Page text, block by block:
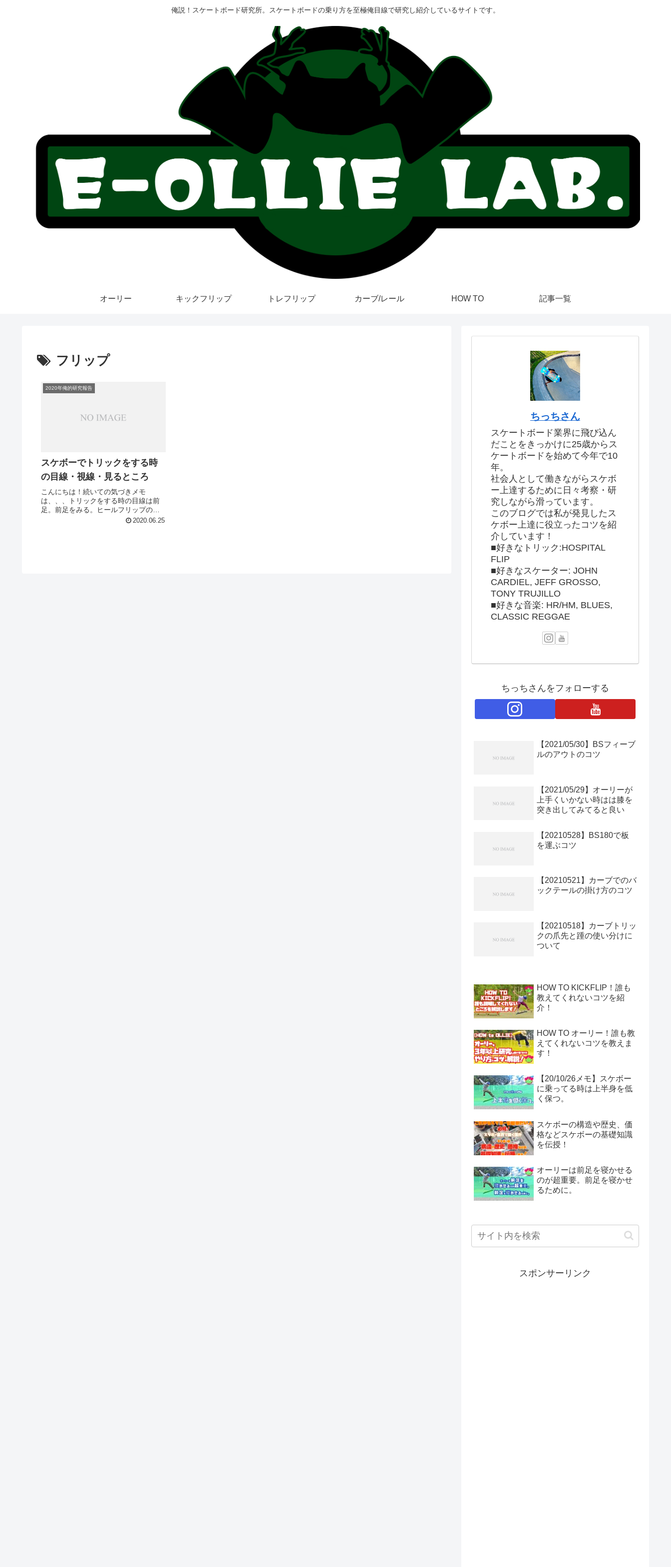
俺説！スケートボード研究所。スケートボードの乗り方を至極俺目線で研究し紹介しているサイトです。
オーリー キックフリップ トレフリップ カーブ/レール HOW TO 記事一覧
フリップ
2020年俺的研究報告
スケボーでトリックをする時
の目線・視線・見るところ
こんにちは！続いての気づきメモ
は、、、トリックをする時の目線は前
足。前足をみる。ヒールフリップの時
に前足を見てるの抜いてる足がちゃん
2020.06.25
ちっちさん
スケートボード業界に飛び込ん
だことをきっかけに25歳からス
ケートボードを始めて今年で10
年。
社会人として働きながらスケボ
ー上達するために日々考察・研
究しながら滑っています。
このブログでは私が発見したス
ケボー上達に役立ったコツを紹
介しています！
■好きなトリック:HOSPITAL
FLIP
■好きなスケーター: JOHN
CARDIEL, JEFF GROSSO,
TONY TRUJILLO
■好きな音楽: HR/HM, BLUES,
CLASSIC REGGAE
ちっちさんをフォローする
【2021/05/30】BSフィーブ
ルのアウトのコツ
【2021/05/29】オーリーが
上手くいかない時はは膝を
突き出してみてると良い
【20210528】BS180で板
を運ぶコツ
【20210521】カーブでのバ
ックテールの掛け方のコツ
【20210518】カーブトリッ
クの爪先と踵の使い分けに
ついて
HOW TO KICKFLIP！誰も
教えてくれないコツを紹
介！
HOW TO オーリー！誰も教
えてくれないコツを教えま
す！
【20/10/26メモ】スケボー
に乗ってる時は上半身を低
く保つ。
スケボーの構造や歴史、価
格などスケボーの基礎知識
を伝授！
オーリーは前足を寝かせる
のが超重要。前足を寝かせ
るために。
スポンサーリンク